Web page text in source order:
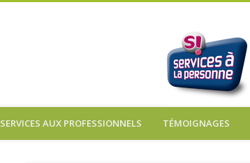
SERVICES AUX PROFESSIONNELS TÉMOIGNAGES